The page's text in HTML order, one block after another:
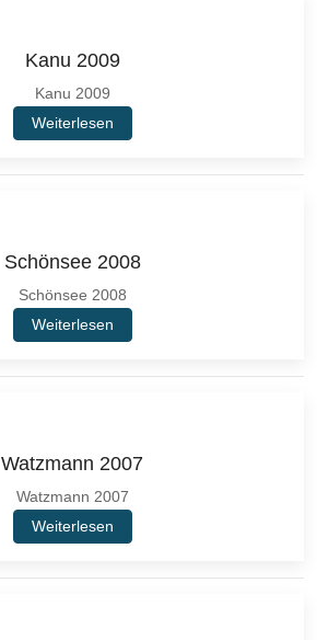
Kanu 2009
Kanu 2009
Weiterlesen
Schönsee 2008
Schönsee 2008
Weiterlesen
Watzmann 2007
Watzmann 2007
Weiterlesen